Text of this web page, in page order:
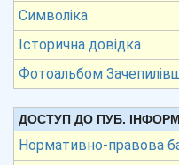
Символіка
Історична довідка
Фотоальбом
ДОСТУП ДО ПУБ.
Нормативно-правова